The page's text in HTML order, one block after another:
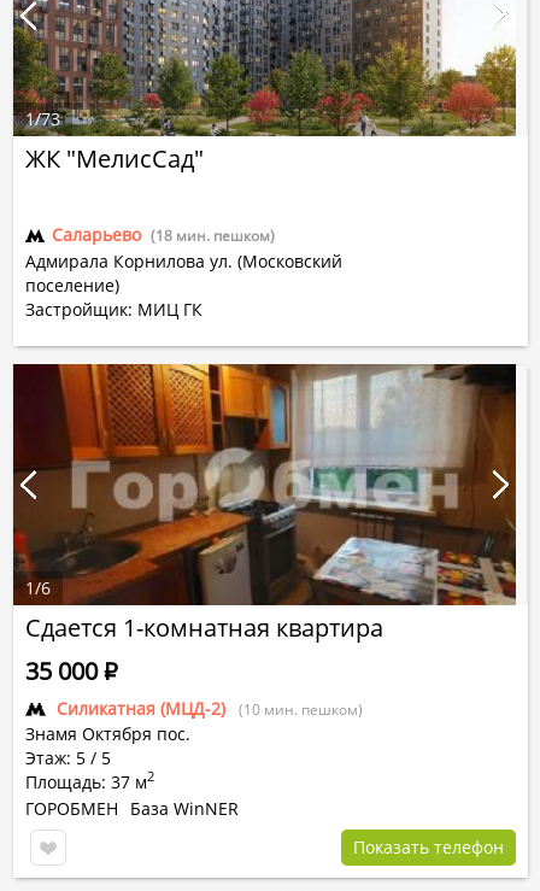
ЖК "МелисСад"
Саларьево (18 мин. пешком)
Адмирала Корнилова ул. (Московский
поселение)
Застройщик: МИЦ ГК
1/73
Сдается 1-комнатная квартира
Силикатная (МЦД-2) (10 мин. пешком)
Знамя Октября пос.
Этаж: 5 / 5
Площадь: 37 м2
35 000Р
ГОРОБМЕН
База WinNER
Показать телефон
1/6